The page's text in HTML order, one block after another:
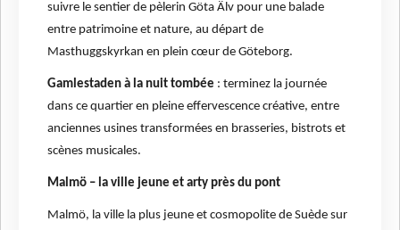
suivre le sentier de pèlerin Göta Älv pour une balade
entre patrimoine et nature, au départ de
Masthuggskyrkan en plein cœur de Göteborg.
Gamlestaden à la nuit tombée : terminez la journée
dans ce quartier en pleine effervescence créative, entre
anciennes usines transformées en brasseries, bistrots et
scènes musicales.
Malmö – la ville jeune et arty près du pont
Malmö, la ville la plus jeune et cosmopolite de Suède sur